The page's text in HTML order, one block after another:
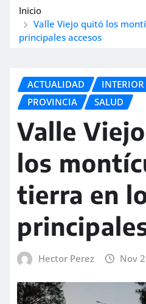
Inicio
Valle Viejo quitó los
principales accesos
ACTUALIDAD INTERIOR
PROVINCIA
SALUD
Valle
los
tierra en
Hector Perez Nov